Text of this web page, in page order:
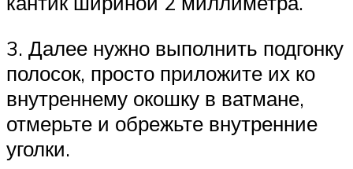
3. Далее нужно выполнить подгонку
полосок, просто приложите их ко
внутреннему окошку в ватмане,
отмерьте и обрежьте внутренние
уголки.